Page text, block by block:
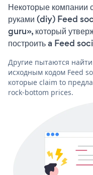
Некоторые компании
руками (diy) Feed
guru», который
построить a Feed
Другие пытаются
исходным кодом Feed
которые claim to
rock-bottom prices.